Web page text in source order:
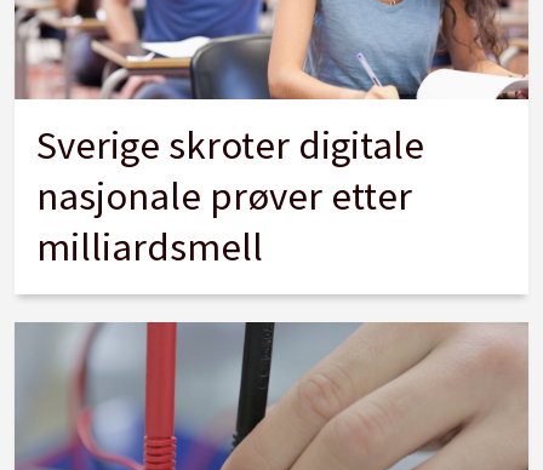
Sverige skroter digitale
nasjonale prøver etter
milliardsmell